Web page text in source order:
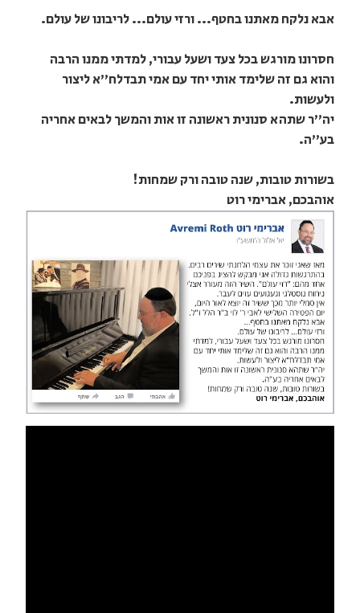
אבא נלקח מאתנו בחטף... ורזי עולם... לריבונו של עולם.
חסרונו מורגש בכל צעד ושעל עבורי, למדתי ממנו הרבה
והוא גם זה שלימד אותי יחד עם אמי תבדלח"א ליצור
ולעשות.
יה"ר שתהא סנונית ראשונה זו אות והמשך לבאים אחריה
בע"ה.
בשורות טובות, שנה טובה ורק שמחות!
אוהבכם, אברימי רוט